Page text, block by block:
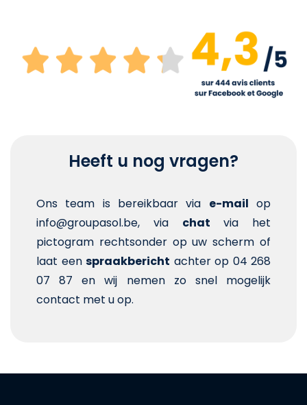
Heeft u nog vragen?
Ons team is bereikbaar via e-mail op
info@groupasol.be, via chat via het
pictogram rechtsonder op uw scherm of
laat een spraakbericht achter op 04 268
07 87 en wij nemen zo snel mogelijk
contact met u op.